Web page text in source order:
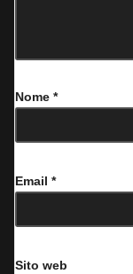
Nome *
Email *
Sito web